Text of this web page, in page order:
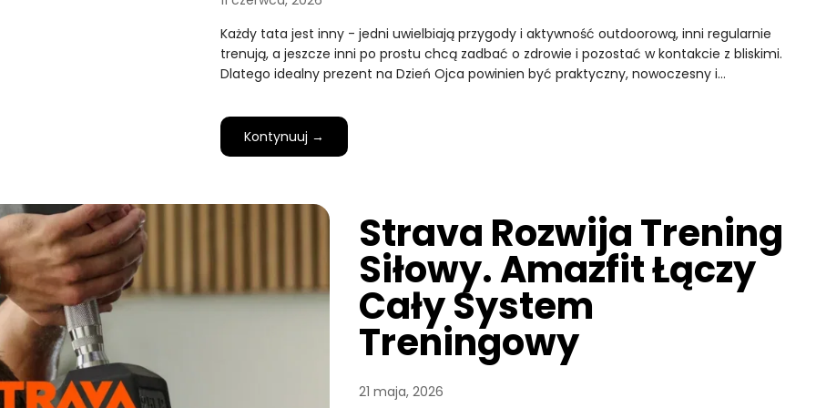
Każdy tata jest inny - jedni uwielbiają przygody i aktywność outdoorową, inni regularnie
trenują, a jeszcze inni po prostu chcą zadbać o zdrowie i pozostać w kontakcie z bliskimi.
Dlatego idealny prezent na Dzień Ojca powinien być praktyczny, nowoczesny i…
Kontynuuj →
Strava Rozwija Trening
Siłowy. Amazfit Łączy
Cały System
Treningowy
21 maja, 2026